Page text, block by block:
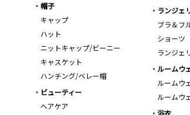
帽子
キャップ
ハット
ニットキャップ/ビーニー
キャスケット
ハンチング/ベレー帽
ランジェ
ブラ＆フ
ショーツ
ランジェ
ルームウ
ルームウ
ルームウ
ビューティー
ヘアケア
浴衣